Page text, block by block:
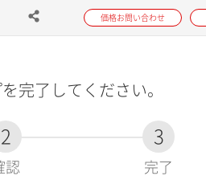
価格お問い合わせ
完了してください。
2
認
3
完了